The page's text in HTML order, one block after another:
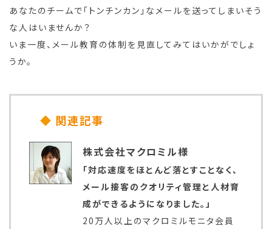
あなたのチームで「トンチンカン」なメールを送ってしまいそう
な人はいませんか？
いま一度、メール教育の体制を見直してみてはいかがでしょ
うか。
関連記事
株式会社マクロミル様
「対応速度をほとんど落とすことなく、
メール接客のクオリティ管理と人材育
成ができるようになりました。」
20万人以上のマクロミルモニタ会員